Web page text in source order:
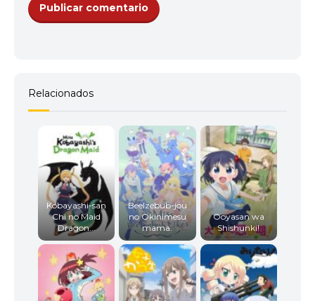
Relacionados
Kobayashi-san
Chi no Maid
Dragon...
Beelzebub-jou
no Okinimesu
mama.
Ooyasan wa
Shishunki!